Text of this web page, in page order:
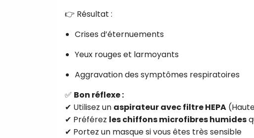
👉 Résultat :
Crises d’éternuements
Yeux rouges et larmoyants
Aggravation des symptômes respiratoires
✅ Bon réflexe :
✔ Utilisez un aspirateur avec filtre HEPA
✔ Préférez les chiffons microfibres humides
✔ Portez un masque si vous êtes très sensible